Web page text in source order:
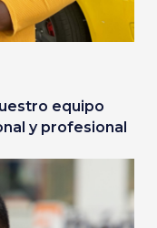
equipo
y profesional